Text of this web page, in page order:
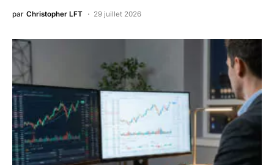
par Christopher LFT 29 juillet 2026